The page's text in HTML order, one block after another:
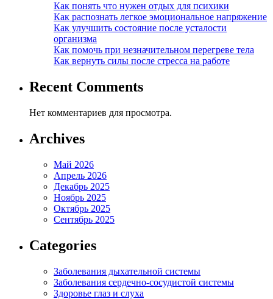
Как понять что нужен отдых для психики
Как распознать легкое эмоциональное напряжение
Как улучшить состояние после усталости
организма
Как помочь при незначительном перегреве тела
Как вернуть силы после стресса на работе
Recent Comments
Нет комментариев для просмотра.
Archives
Май 2026
Апрель 2026
Декабрь 2025
Ноябрь 2025
Октябрь 2025
Сентябрь 2025
Categories
Заболевания дыхательной системы
Заболевания сердечно-сосудистой системы
Здоровье глаз и слуха